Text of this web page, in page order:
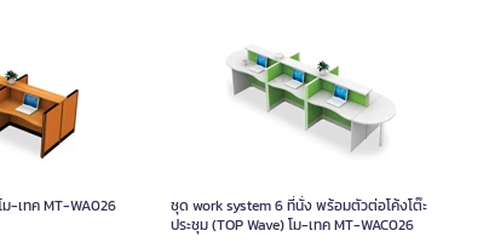
ชุด work system 6 ที่นั่ง พร้อมตัวต่อโค้งโต๊ะ
ประชุม (TOP Wave) โม-เทค MT-WAC026